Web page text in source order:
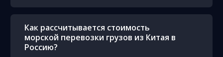
Как рассчитывается стоимость
морской перевозки грузов из Китая в
Россию?